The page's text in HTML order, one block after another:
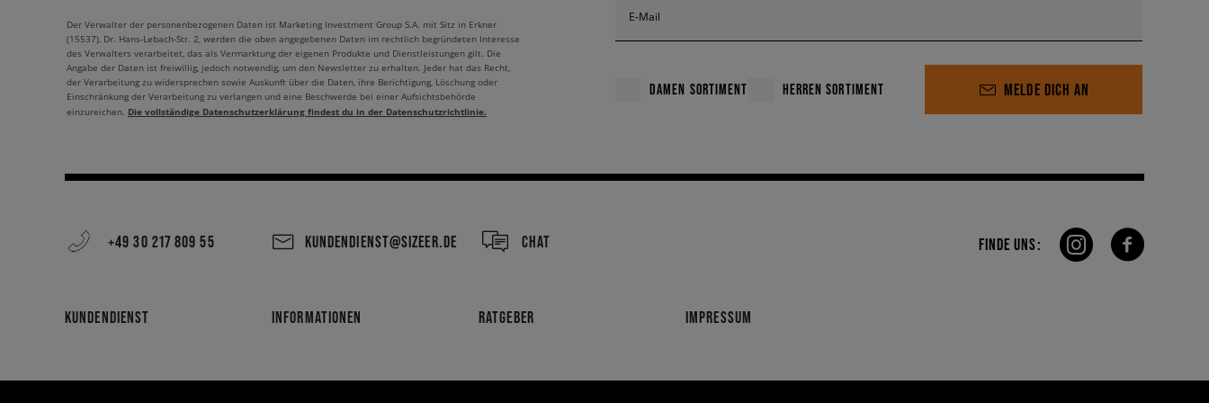
Wenn du ein bisschen Frische und Tiefe in deine Garderobe bringen willst, setze auf die
E-Mail
DAMEN SORTIMENT HERREN SORTIMENT MELDE DICH AN
Der Verwalter der personenbezogenen Daten ist Marketing Investment Group S.A. mit Sitz in Erkner
(15537), Dr. Hans-Lebach-Str. 2, werden die oben angegebenen Daten im rechtlich begründeten Interesse
des Verwalters verarbeitet, das als Vermarktung der eigenen Produkte und Dienstleistungen gilt. Die
Angabe der Daten ist freiwillig, jedoch notwendig, um den Newsletter zu erhalten. Jeder hat das Recht,
der Verarbeitung zu widersprechen sowie Auskunft über die Daten, ihre Berichtigung, Löschung oder
Einschränkung der Verarbeitung zu verlangen und eine Beschwerde bei einer Aufsichtsbehörde
einzureichen. Die vollständige Datenschutzerklärung findest du in der Datenschutzrichtlinie.
+49 30 217 809 55 KUNDENDIENST@SIZEER.DE CHAT
KUNDENDIENST INFORMATIONEN RATGEBER IMPRESSUM
FINDE UNS: